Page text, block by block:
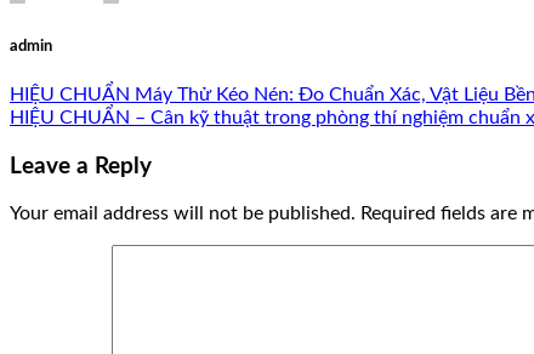
admin
HIỆU CHUẨN Máy Thử Kéo Nén: Đo Chuẩn Xác, Vật Liệu
HIỆU CHUẨN – Cân kỹ thuật trong phòng thí nghiệm chuẩn
Leave a Reply
Your email address will not be published. Required fields are